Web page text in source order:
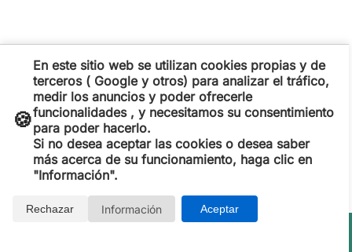
🍪
En este sitio web se utilizan cookies propias y de
terceros ( Google y otros) para analizar el tráfico,
medir los anuncios y poder ofrecerle
funcionalidades , y necesitamos su consentimiento
para poder hacerlo.
Si no desea aceptar las cookies o desea saber
más acerca de su funcionamiento, haga clic en
"Información".
Rechazar Información Aceptar